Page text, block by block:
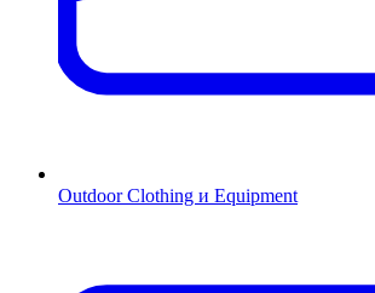
Outdoor Clothing и Equipment